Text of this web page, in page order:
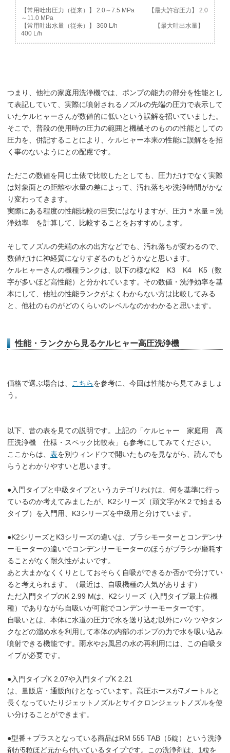
【常用吐出圧力（従来）】 2.0～7.5 MPa 【最大許容圧力】 2.0
～11.0 MPa
【常用吐出水量（従来）】 360 L/h 【最大吐出水量】
400 L/h
つまり、他社の家庭用洗浄機では、ポンプの能力の部分を性能とし
て表記していて、実際に噴射されるノズルの先端の圧力で表示して
いたケルヒャーさんが数値的に低いという誤解を招いていました。
そこで、普段の使用時の圧力の範囲と機械そのものの性能としての
圧力を、併記することにより、ケルヒャー本来の性能に誤解をを招
く事のないようにとの配慮です。
ただこの数値を同じ土俵で比較したとしても、圧力だけでなく実際
は対象面との距離や水量の差によって、汚れ落ちや洗浄時間がかな
り変わってきます。
実際にある程度の性能比較の目安にはなりますが、圧力＊水量＝洗
浄効率 を計算して、比較することをおすすめします。
そしてノズルの先端の水の出方などでも、汚れ落ちが変わるので、
数値だけに神経質になりすぎるのもどうかなと思います。
ケルヒャーさんの機種ランクは、以下の様なK2 K3 K4 K5（数
字が多いほど高性能）と分かれています。その数値・洗浄効率を基
本にして、他社の性能ランクがよくわからない方は比較してみる
と、他社のものがどのくらいのレベルなのかわかると思います。
性能・ランクから見るケルヒャー高圧洗浄機
価格で選ぶ場合は、 こちらを参考に、今回は性能から見てみましょ
う。
以下、昔の表を見ての説明です。上記の「ケルヒャー 家庭用 高
圧洗浄機 仕様・スペック比較表」も参考にしてみてください。
ここからは、 表を別ウィンドウで開いたものを見ながら、読んでも
らうとわかりやすいと思います。
●入門タイプと中級タイプというカテゴリわけは、何を基準に行っ
ているのか考えてみましたが、K2シリーズ（頭文字がK２で始まる
タイプ）を入門用、K3シリーズを中級用と分けています。
●K2シリーズとK3シリーズの違いは、ブラシモーターとコンデンサ
ーモーターの違いでコンデンサーモーターのほうがブラシが磨耗す
ることがなく耐久性がよいです。
あと大まかなくくりとしておそらく自吸ができるか否かで分けてい
ると考えられます。（最近は、自吸機種の人気があります）
ただ入門タイプのK 2.99 Mは、K2シリーズ（入門タイプ最上位機
種）でありながら自吸いが可能でコンデンサーモーターです。
自吸いとは、本体に水道の圧力で水を送り込む以外にバケツやタン
クなどの溜め水を利用して本体の内部のポンプの力で水を吸い込み
噴射できる機能です。雨水やお風呂の水の再利用には、この自吸タ
イプが必要です。
●入門タイプK 2.07や入門タイプK 2.21
は、量販店・通販向けとなっています。高圧ホースが7メートルと
長くなっていたりジェットノズルとサイクロンジェットノズルを使
い分けることができます。
●型番＋プラスとなっている商品はRM 555 TAB（5錠）という洗浄
剤が5粒ほど元から付いているタイプです。この洗浄剤は、1粒を